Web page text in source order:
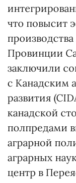
что повысит
Провинции
заключили
с Канадским
развития
канадской
полпредами
аграрной
аграрных
центр в